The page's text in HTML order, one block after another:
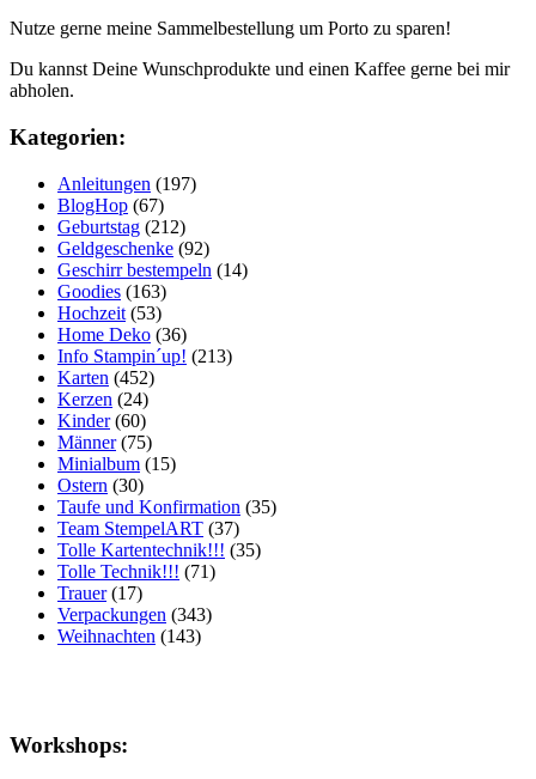
Nutze gerne meine Sammelbestellung um Porto zu sparen!
Du kannst Deine Wunschprodukte und einen Kaffee gerne bei mir
abholen.
Kategorien:
Anleitungen (197)
BlogHop (67)
Geburtstag (212)
Geldgeschenke (92)
Geschirr bestempeln (14)
Goodies (163)
Hochzeit (53)
Home Deko (36)
Info Stampin´up! (213)
Karten (452)
Kerzen (24)
Kinder(60)
Männer(75)
Minialbum (15)
Ostern (30)
Taufe und Konfirmation (35)
Team StempelART (37)
Tolle Kartentechnik!!! (35)
Tolle Technik!!! (71)
Trauer(17)
Verpackungen (343)
Weihnachten (143)
Workshops: